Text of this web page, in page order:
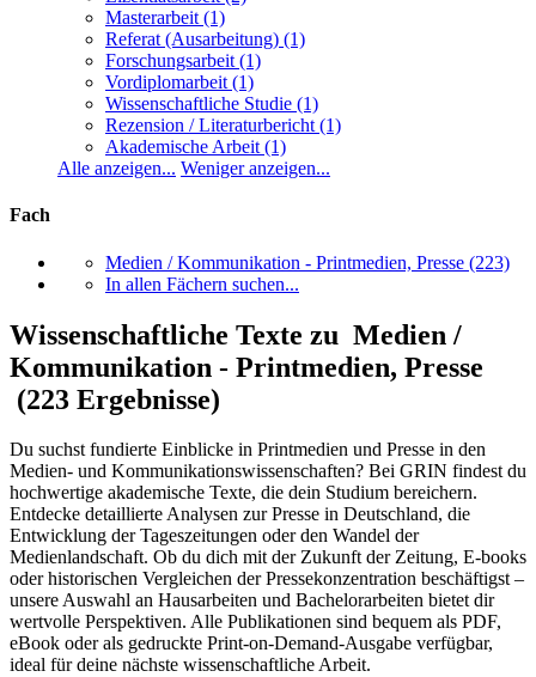
Masterarbeit (1)
Referat (Ausarbeitung) (1)
Forschungsarbeit (1)
Vordiplomarbeit (1)
Wissenschaftliche Studie (1)
Rezension / Literaturbericht (1)
Akademische Arbeit (1)
Alle anzeigen... Weniger anzeigen...
Fach
Medien / Kommunikation - Printmedien, Presse (223)
In allen Fächern suchen...
Wissenschaftliche Texte zu Medien /
Kommunikation - Printmedien, Presse
(223 Ergebnisse)
Du suchst fundierte Einblicke in Printmedien und Presse in den
Medien- und Kommunikationswissenschaften? Bei GRIN findest du
hochwertige akademische Texte, die dein Studium bereichern.
Entdecke detaillierte Analysen zur Presse in Deutschland, die
Entwicklung der Tageszeitungen oder den Wandel der
Medienlandschaft. Ob du dich mit der Zukunft der Zeitung, E-books
oder historischen Vergleichen der Pressekonzentration beschäftigst –
unsere Auswahl an Hausarbeiten und Bachelorarbeiten bietet dir
wertvolle Perspektiven. Alle Publikationen sind bequem als PDF,
eBook oder als gedruckte Print-on-Demand-Ausgabe verfügbar,
ideal für deine nächste wissenschaftliche Arbeit.